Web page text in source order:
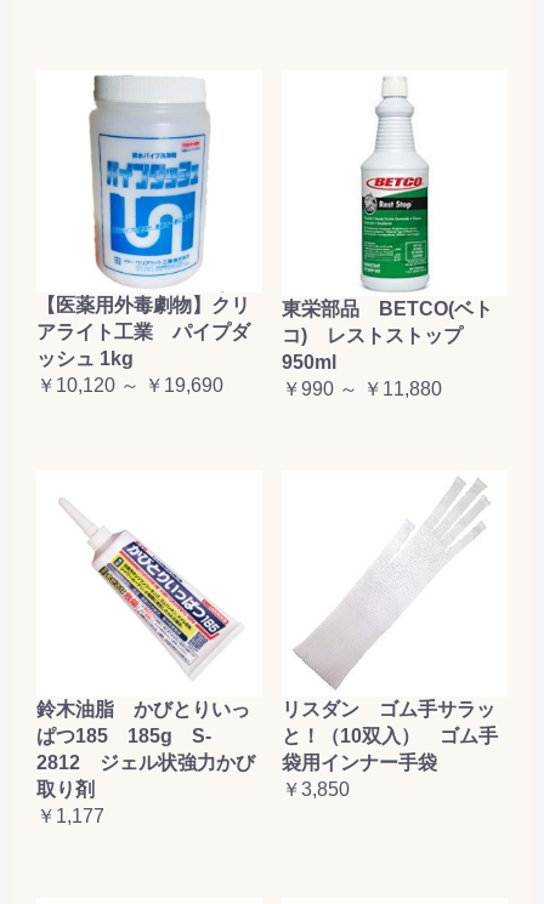
【医薬用外毒劇物】クリ
アライト工業 パイプダ
ッシュ 1kg
￥10,120 ～ ￥19,690
東栄部品 BETCO(ベト
コ) レストストップ
950ml
￥990 ～ ￥11,880
鈴木油脂 かびとりいっ
ぱつ185 185g S-
2812 ジェル状強力かび
取り剤
￥1,177
リスダン ゴム手サラッ
と！（10双入） ゴム手
袋用インナー手袋
￥3,850